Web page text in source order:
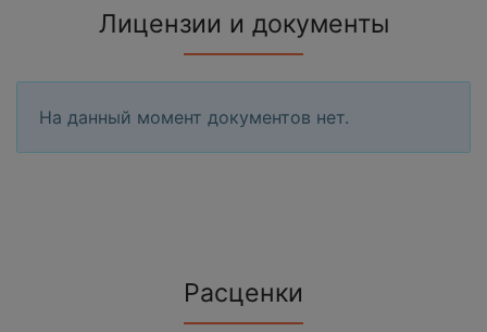
Лицензии и документы
На данный момент документов нет.
Расценки